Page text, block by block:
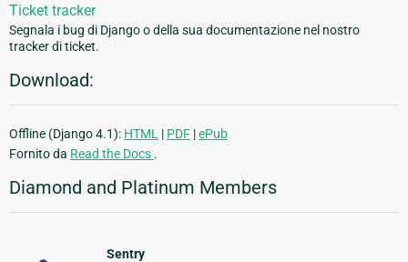
Ticket tracker
Segnala i bug di Django o della sua documentazione nel nostro
tracker di ticket.
Download:
Offline (Django 4.1): HTML | PDF |ePub
Fornito da Read the Docs .
Diamond and Platinum Members
Sentry